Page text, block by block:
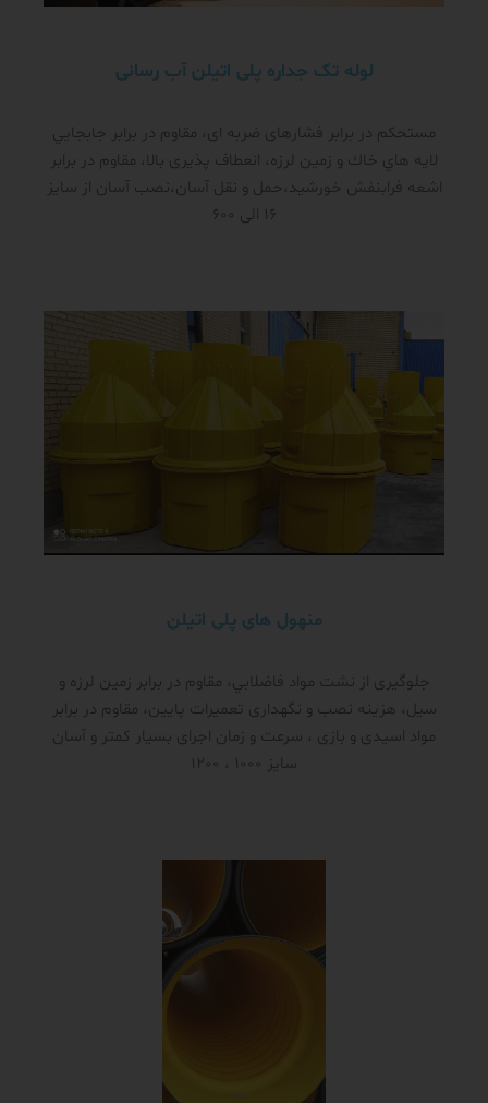
لوله تک جداره پلی اتیلن آب رسانی
مستحکم در برابر فشار‌های ضربه ای، مقاوم در برابر جابجايي
لايه هاي خاك و زمين لرزه، انعطاف پذیری بالا، مقاوم در برابر
اشعه فرابنفش خورشید،حمل و نقل آسان،نصب آسان از سایز
16 الی 600
منهول های پلی اتیلن
جلوگیری از نشت مواد فاضلابي، مقاوم در برابر زمین لرزه و
سیل، هزینه نصب و نگهداری تعمیرات پایین، مقاوم در برابر
مواد اسیدی و بازی ، سرعت و زمان اجرای بسیار کمتر و آسان
سایز 1000 ، 1200